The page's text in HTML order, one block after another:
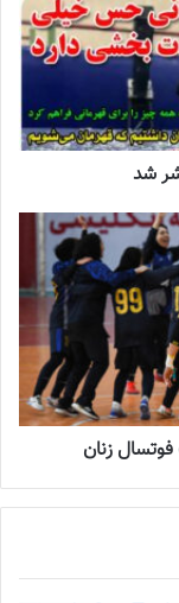
تازه‌ترین خبرها از درمان ۲ ملی‌پوش فوتبال
بانوان است
روزنامه فوتبالز
آسیا
زنان